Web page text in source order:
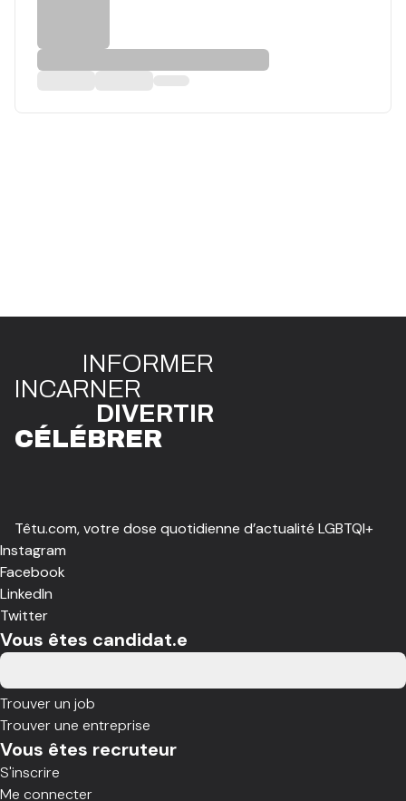
INFORMER
INCARNER
DIVERTIR
CÉLÉBRER
Têtu.com, votre dose quotidienne d’actualité LGBTQI+
Instagram
Facebook
LinkedIn
Twitter
Vous êtes candidat.e
Trouver un job
Trouver une entreprise
Vous êtes recruteur
S'inscrire
Me connecter